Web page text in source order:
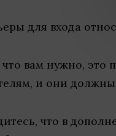
для входа
что вам нужно, это
и они
что в